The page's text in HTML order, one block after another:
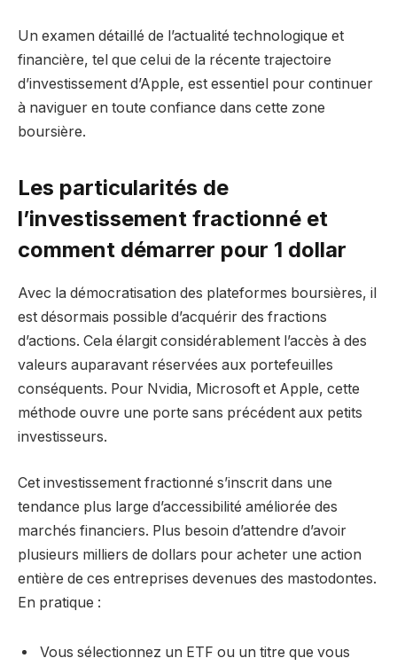
Un examen détaillé de l’actualité technologique et
financière, tel que celui de la récente trajectoire
d’investissement d’Apple, est essentiel pour continuer
à naviguer en toute confiance dans cette zone
boursière.
Les particularités de
l’investissement fractionné et
comment démarrer pour 1 dollar
Avec la démocratisation des plateformes boursières, il
est désormais possible d’acquérir des fractions
d’actions. Cela élargit considérablement l’accès à des
valeurs auparavant réservées aux portefeuilles
conséquents. Pour Nvidia, Microsoft et Apple, cette
méthode ouvre une porte sans précédent aux petits
investisseurs.
Cet investissement fractionné s’inscrit dans une
tendance plus large d’accessibilité améliorée des
marchés financiers. Plus besoin d’attendre d’avoir
plusieurs milliers de dollars pour acheter une action
entière de ces entreprises devenues des mastodontes.
En pratique :
Vous sélectionnez un ETF ou un titre que vous